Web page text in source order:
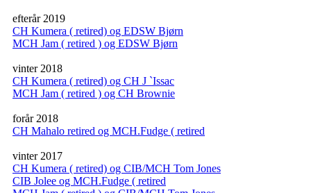
efterår 2019
CH Kumera ( retired) og EDSW Bjørn
MCH Jam ( retired ) og EDSW Bjørn
vinter 2018
CH Kumera ( retired) og CH J `Issac
MCH Jam ( retired ) og CH Brownie
forår 2018
CH Mahalo retired og MCH.Fudge ( retired
vinter 2017
CH Kumera ( retired) og CIB/MCH Tom Jones
CIB Jolee og MCH.Fudge ( retired